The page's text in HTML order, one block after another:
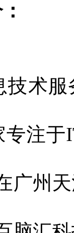
技术
专注
广州